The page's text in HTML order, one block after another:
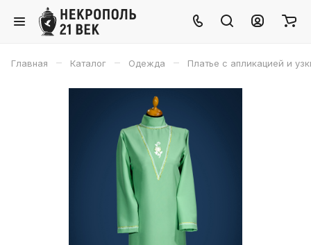
Главная – Каталог – Одежда – Платье с апликацией и